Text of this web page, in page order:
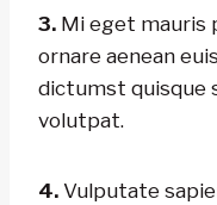
3. Mi eget mauris
ornare aenean
dictumst quisque
volutpat.
4. Vulputate